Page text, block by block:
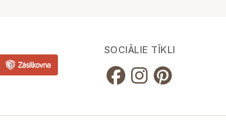
SOCIĀLIE TĪKLI